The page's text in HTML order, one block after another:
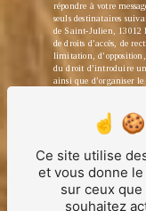
répondre à votre
seuls destinataires
de Saint-Julien, 13012
de droits d’accès, de
limitation,
du droit d’introduire
ainsi que d’organiser le
exercer ces droits par
Saint-Julien, 13012
demandé. Nous
contact puis pendant
de gestion des
d'opposition au
Bloctel.gouv.fr .
droits.
Ce site utilise
et vous donne
sur ceux que
souhaitez